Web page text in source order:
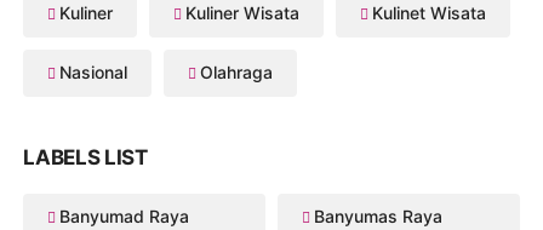
Kuliner Kuliner Wisata Kulinet Wisata
Nasional Olahraga
LABELS LIST
Banyumad Raya Banyumas Raya